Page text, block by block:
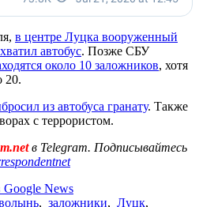
в центре Луцка вооруженный
автобус. Позже СБУ
около 10 заложников, хотя
20.
из автобуса гранату. Также
с террористом.
в Telegram. Подписывайтесь
Google News
, заложники, Луцк,